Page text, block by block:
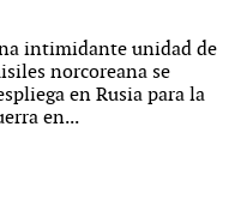
intimidante unidad de
norcoreana se
en Rusia para la
en...